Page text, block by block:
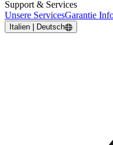
Support & Services
Unsere ServicesGarantie
Italien | Deutsch